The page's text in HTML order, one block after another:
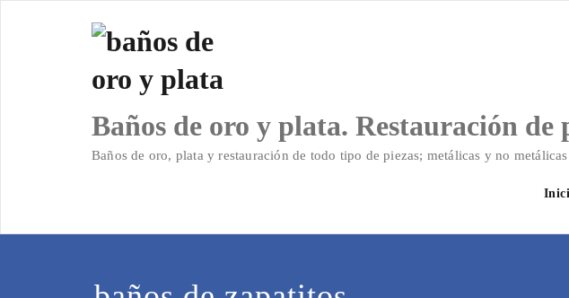
Baños de oro y plata. Restauración de
Baños de oro, plata y restauración de todo tipo de piezas; metálicas y no